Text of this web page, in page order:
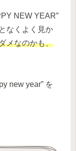
NEW YEAR”
なくよく見か
メなのかも、
new year” を